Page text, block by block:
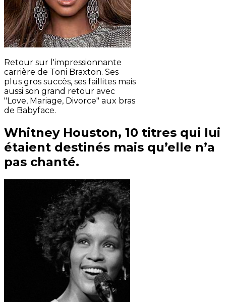
Retour sur l'impressionnante
carrière de Toni Braxton. Ses
plus gros succès, ses faillites mais
aussi son grand retour avec
"Love, Mariage, Divorce" aux bras
de Babyface.
Whitney Houston, 10 titres qui lui
étaient destinés mais qu’elle n’a
pas chanté.